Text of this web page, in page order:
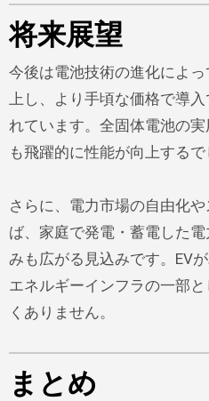
将来展望
今後は電池技術の進化によ
上し、より手頃な価格で導
れています。全固体電池の
も飛躍的に性能が向上するで
さらに、電力市場の自由化
ば、家庭で発電・蓄電した
みも広がる見込みです。EV
エネルギーインフラの一部
くありません。
まとめ